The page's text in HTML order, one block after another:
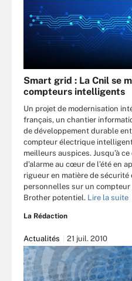
Smart grid : La Cnil se
compteurs intelligents
Un projet de modernisation
français, un chantier
de développement durable
compteur électrique intelligent
meilleurs auspices. Jusqu’à
d’alarme au cœur de l’été en
rigueur en matière de
personnelles sur un
Brother potentiel. Lire la suite
La Rédaction
Actualités 21 juil. 2010